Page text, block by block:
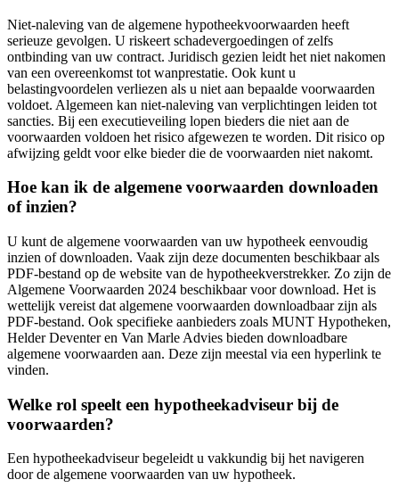
Niet-naleving van de algemene hypotheekvoorwaarden heeft
serieuze gevolgen. U riskeert schadevergoedingen of zelfs
ontbinding van uw contract. Juridisch gezien leidt het niet nakomen
van een overeenkomst tot wanprestatie. Ook kunt u
belastingvoordelen verliezen als u niet aan bepaalde voorwaarden
voldoet. Algemeen kan niet-naleving van verplichtingen leiden tot
sancties. Bij een executieveiling lopen bieders die niet aan de
voorwaarden voldoen het risico afgewezen te worden. Dit risico op
afwijzing geldt voor elke bieder die de voorwaarden niet nakomt.
Hoe kan ik de algemene voorwaarden downloaden
of inzien?
U kunt de algemene voorwaarden van uw hypotheek eenvoudig
inzien of downloaden. Vaak zijn deze documenten beschikbaar als
PDF-bestand op de website van de hypotheekverstrekker. Zo zijn de
Algemene Voorwaarden 2024 beschikbaar voor download. Het is
wettelijk vereist dat algemene voorwaarden downloadbaar zijn als
PDF-bestand. Ook specifieke aanbieders zoals MUNT Hypotheken,
Helder Deventer en Van Marle Advies bieden downloadbare
algemene voorwaarden aan. Deze zijn meestal via een hyperlink te
vinden.
Welke rol speelt een hypotheekadviseur bij de
voorwaarden?
Een hypotheekadviseur begeleidt u vakkundig bij het navigeren
door de algemene voorwaarden van uw hypotheek.